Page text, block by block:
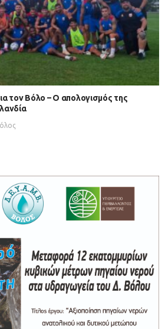
τον Βόλο – Ο απολογισμός της